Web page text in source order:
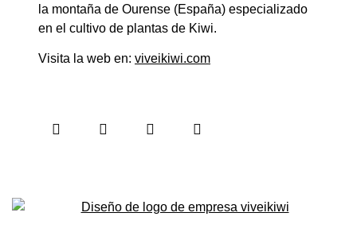
la montaña de Ourense (España) especializado
en el cultivo de plantas de Kiwi.
Visita la web en: viveikiwi.com